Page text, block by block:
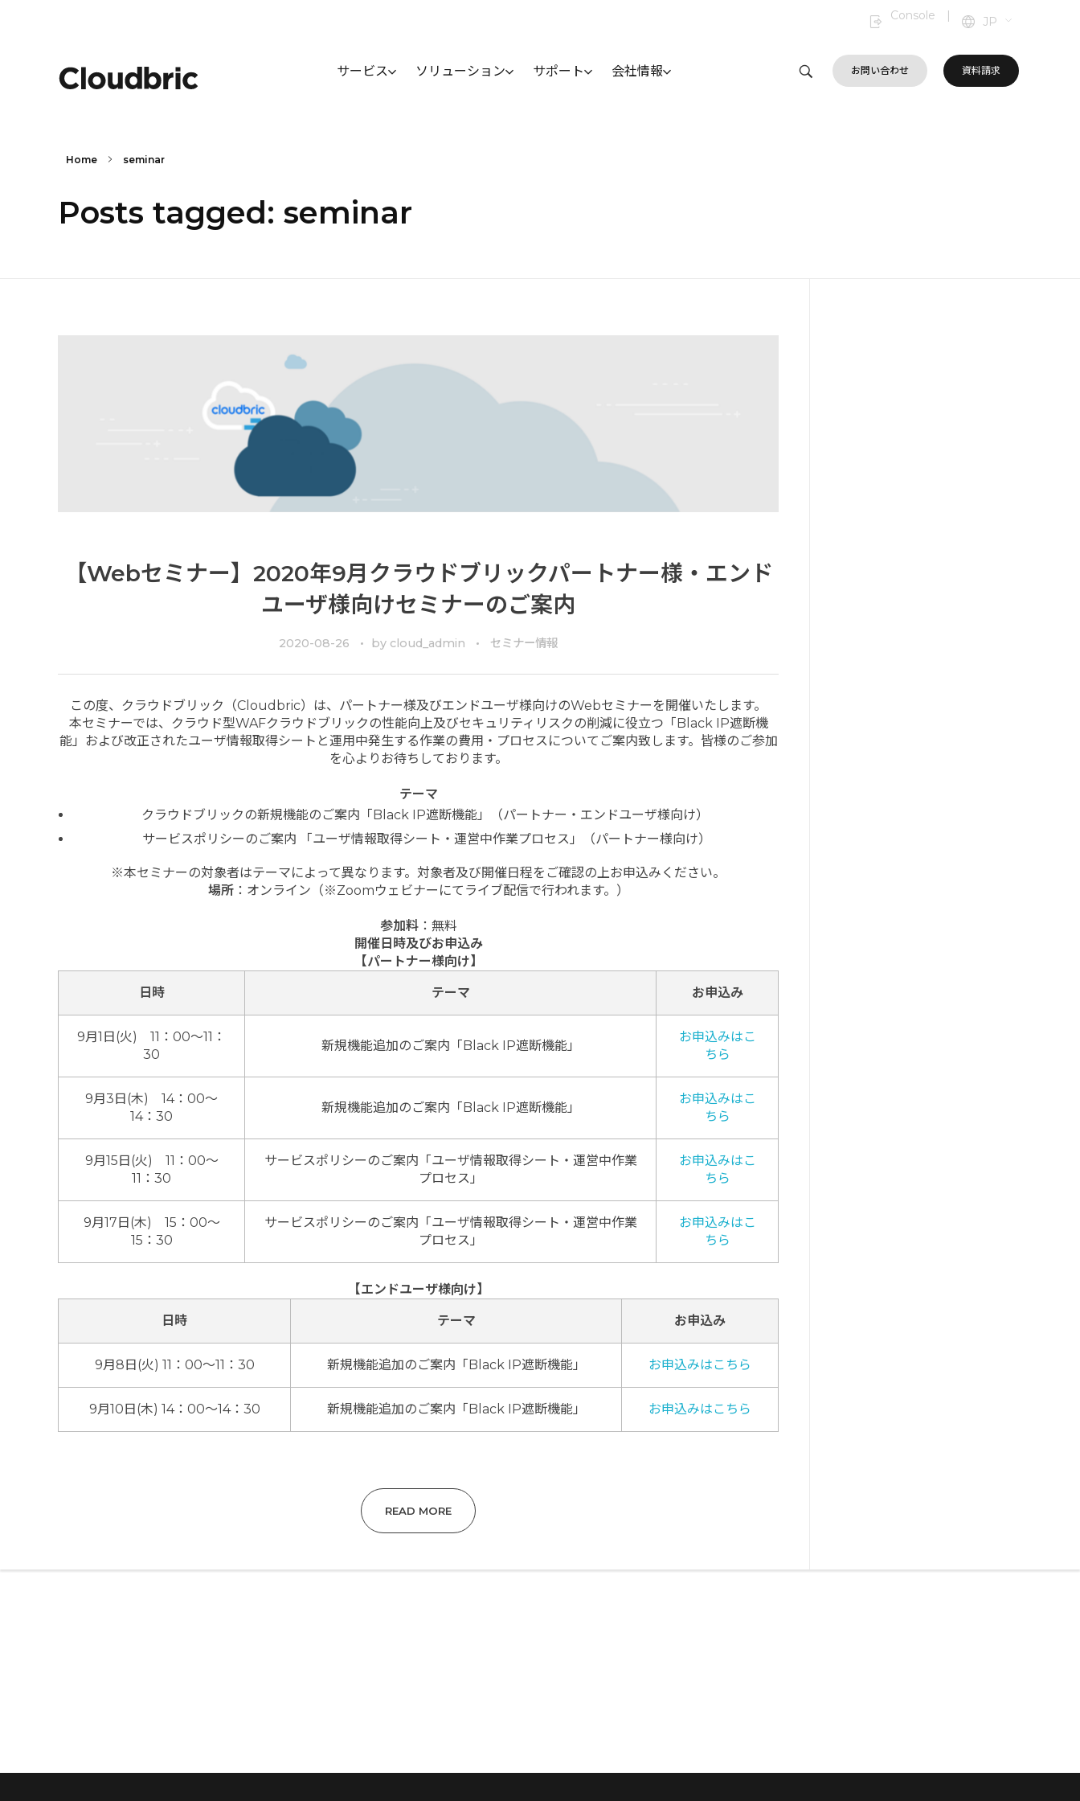
Console | JP
サービス ソリューション サポート 会社情報 お問い合わせ 資料請求
Home seminar
Posts tagged: seminar
【Webセミナー】2020年9月クラウドブリックパートナー様・エンド
ユーザ様向けセミナーのご案内
2020-08-26 by cloud_admin セミナー情報
この度、クラウドブリック（Cloudbric）は、パートナー様及びエンドユーザ様向けのWebセミナーを開催いたします。
本セミナーでは、クラウド型WAFクラウドブリックの性能向上及びセキュリティリスクの削減に役立つ「Black IP遮断機
能」および改正されたユーザ情報取得シートと運用中発生する作業の費用・プロセスについてご案内致します。皆様のご参加
を心よりお待ちしております。
テーマ
クラウドブリックの新規機能のご案内「Black IP遮断機能」（パートナー・エンドユーザ様向け）
サービスポリシーのご案内 「ユーザ情報取得シート・運営中作業プロセス」（パートナー様向け）
※本セミナーの対象者はテーマによって異なります。対象者及び開催日程をご確認の上お申込みください。
場所：オンライン（※Zoomウェビナーにてライブ配信で行われます。）
参加料：無料
開催日時及びお申込み
【パートナー様向け】
日時 テーマ お申込み
9月1日(火) 11：00～11：
30
新規機能追加のご案内「Black IP遮断機能」
お申込みはこ
ちら
9月3日(木) 14：00～
14：30
新規機能追加のご案内「Black IP遮断機能」
お申込みはこ
ちら
9月15日(火) 11：00～
11：30
サービスポリシーのご案内「ユーザ情報取得シート・運営中作業
プロセス」
お申込みはこ
ちら
9月17日(木) 15：00～
15：30
サービスポリシーのご案内「ユーザ情報取得シート・運営中作業
プロセス」
お申込みはこ
ちら
【エンドユーザ様向け】
日時 テーマ お申込み
9月8日(火) 11：00～11：30 新規機能追加のご案内「Black IP遮断機能」 お申込みはこちら
9月10日(木) 14：00～14：30 新規機能追加のご案内「Black IP遮断機能」 お申込みはこちら
READ MORE